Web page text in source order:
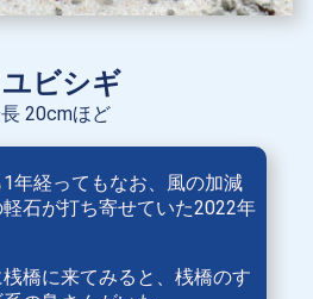
ユビシギ
20cmほど
年経ってもなお、風の加減
石が打ち寄せていた2022年
橋に来てみると、桟橋のす